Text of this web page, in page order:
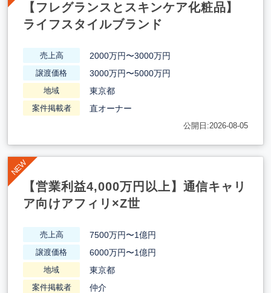
【フレグランスとスキンケア化粧品】
ライフスタイルブランド
売上高 2000万円〜3000万円
譲渡価格 3000万円〜5000万円
地域 東京都
案件掲載者 直オーナー
公開日:2026-08-05
【営業利益4,000万円以上】通信キャリ
ア向けアフィリ×Z世
売上高 7500万円〜1億円
譲渡価格 6000万円〜1億円
地域 東京都
案件掲載者 仲介